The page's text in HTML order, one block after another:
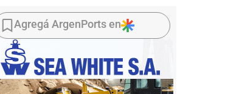
Agregá ArgenPorts en